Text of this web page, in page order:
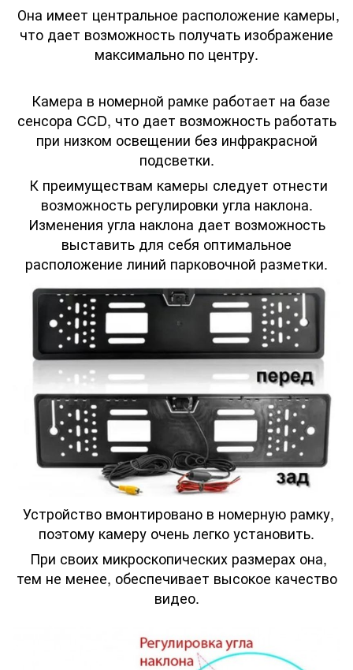
Она имеет центральное расположение камеры,
что дает возможность получать изображение
максимально по центру.
Камера в номерной рамке работает на базе
сенсора CCD, что дает возможность работать
при низком освещении без инфракрасной
подсветки.
К преимуществам камеры следует отнести
возможность регулировки угла наклона.
Изменения угла наклона дает возможность
выставить для себя оптимальное
расположение линий парковочной разметки.
Устройство вмонтировано в номерную рамку,
поэтому камеру очень легко установить.
При своих микроскопических размерах она,
тем не менее, обеспечивает высокое качество
видео.